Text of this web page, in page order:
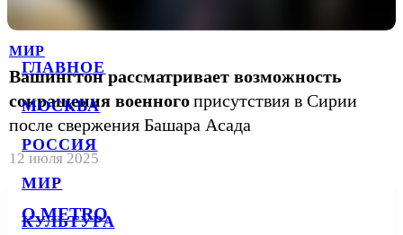
ГЛАВНОЕ
МОСКВА
РОССИЯ
МИР
КУЛЬТУРА
МИР
Вашингтон рассматривает возможность
сокращения военногоприсутствия в Сирии
после свержения Башара Асада
12 июля 2025
О METRO